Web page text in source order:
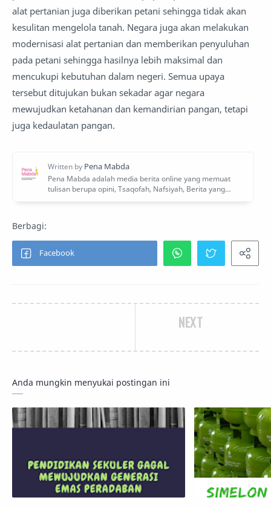
alat pertanian juga diberikan petani sehingga tidak akan
kesulitan mengelola tanah. Negara juga akan melakukan
modernisasi alat pertanian dan memberikan penyuluhan
pada petani sehingga hasilnya lebih maksimal dan
mencukupi kebutuhan dalam negeri. Semua upaya
tersebut ditujukan bukan sekadar agar negara
mewujudkan ketahanan dan kemandirian pangan, tetapi
juga kedaulatan pangan.
NEXT
Anda mungkin menyukai postingan ini